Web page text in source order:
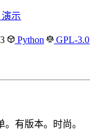
演示
Python GPL-3.0
有版本。时尚。